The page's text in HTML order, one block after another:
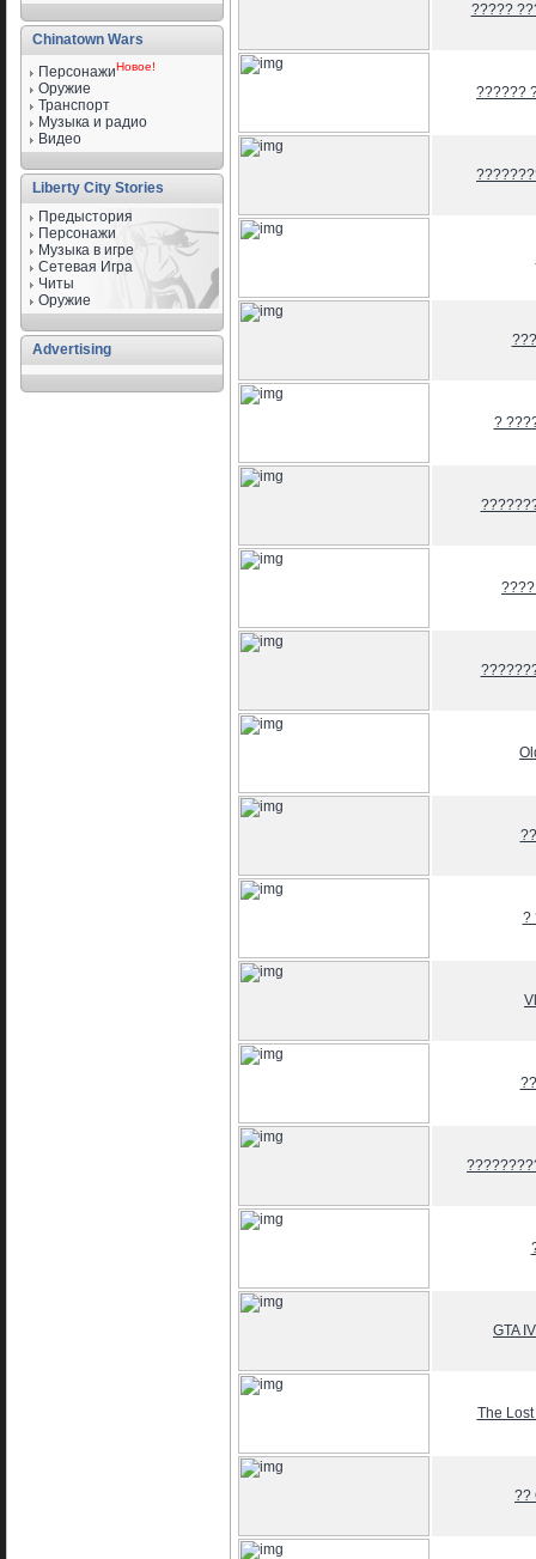
Chinatown Wars
ПерсонажиНовое!
Оружие
Транспорт
Музыка и радио
Видео
Liberty City Stories
Предыстория
Персонажи
Музыка в игре
Сетевая Игра
Читы
Оружие
Advertising
?????
??????
?
?
GTA
The
??